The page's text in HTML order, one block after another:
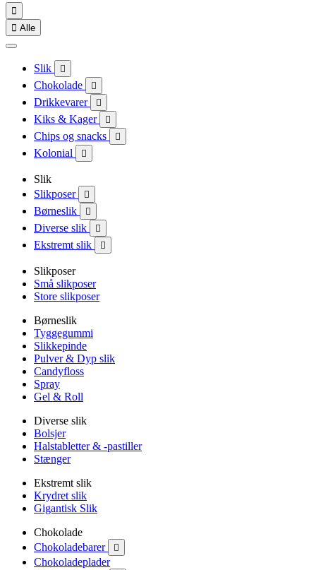

 Alle
Slik 
Chokolade 
Drikkevarer 
Kiks & Kager 
Chips og snacks 
Kolonial 
Slik
Slikposer

Børneslik 
Diverse slik 
Ekstremt slik 
Slikposer
Små slikposer
Store slikposer
Børneslik
Tyggegummi
Slikkepinde
Pulver & Dyp slik
Candyfloss
Spray
Gel & Roll
Diverse slik
Bolsjer
Halstabletter & -pastiller
Stænger
Ekstremt slik
Krydret slik
Gigantisk Slik
Chokolade
Chokoladebarer

Chokoladeplader